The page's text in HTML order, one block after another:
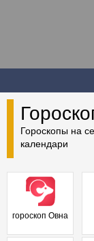
Гороскопы на
календари
гороскоп Овна